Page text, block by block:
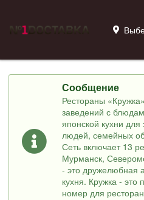
Сообщение
Рестораны
заведений с
японской кухни
людей, семейных
Сеть включает 13
Мурманск,
- это дружелюбная
кухня. Кружка - это
номер для